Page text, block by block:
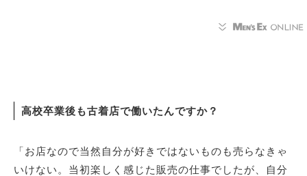
高校卒業後も古着店で働いたんですか？
「お店なので当然自分が好きではないものも売らなきゃ
いけない。当初楽しく感じた販売の仕事でしたが、自分